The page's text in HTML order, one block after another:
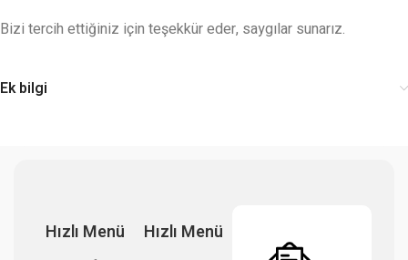
Bizi tercih ettiğiniz için teşekkür eder, saygılar sunarız.
Ek bilgi
Hızlı Menü Hızlı Menü